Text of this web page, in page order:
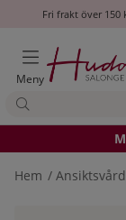
Fri frakt över 150
Meny
Hem Ansiktsvård